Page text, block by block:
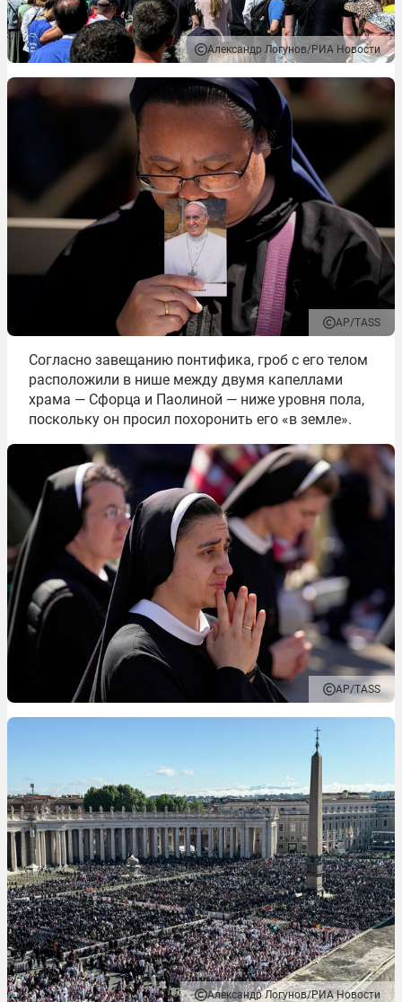
Александр Логунов/РИА Новости
AP/TASS
Согласно завещанию понтифика, гроб с его телом
расположили в нише между двумя капеллами
храма ― Сфорца и Паолиной ― ниже уровня пола,
поскольку он просил похоронить его «в земле».
AP/TASS
Александр Логунов/РИА Новости